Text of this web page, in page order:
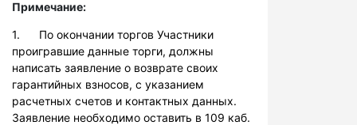
Примечание:
1. По окончании торгов Участники
проигравшие данные торги, должны
написать заявление о возврате своих
гарантийных взносов, с указанием
расчетных счетов и контактных данных.
Заявление необходимо оставить в 109 каб.